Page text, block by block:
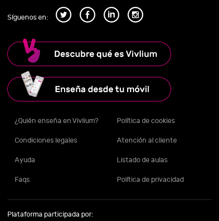
Síguenos en:
¿Quién enseña en Vivlium? Política de cookies
Condiciones legales Atención al cliente
Ayuda Listado de aulas
Faqs Política de privacidad
Plataforma participada por: